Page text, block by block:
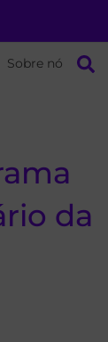
Sobre nós
da